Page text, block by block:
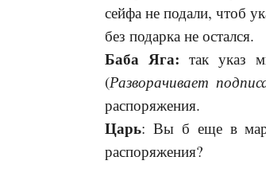
сейфа не подали, чтоб
без подарка не остался.
Баба Яга: так указ
(Разворачивает
распоряжения.
Царь: Вы б еще в
распоряжения?